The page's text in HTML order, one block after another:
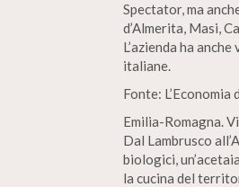
Spectator, ma
d’Almerita, Masi,
L’azienda ha
italiane.
Fonte:
Emilia-Romagna.
Dal Lambrusco
biologici,
la cucina del